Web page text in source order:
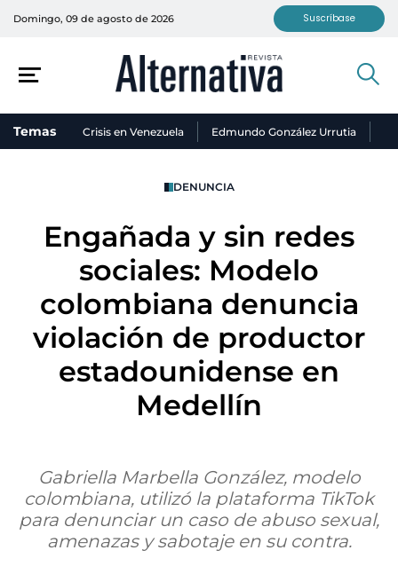
Domingo, 09 de agosto de 2026 Suscríbase
Temas Crisis en Venezuela Edmundo González Urrutia
DENUNCIA
Engañada y sin redes
sociales: Modelo
colombiana denuncia
violación de productor
estadounidense en
Medellín
Gabriella Marbella González, modelo
colombiana, utilizó la plataforma TikTok
para denunciar un caso de abuso sexual,
amenazas y sabotaje en su contra.